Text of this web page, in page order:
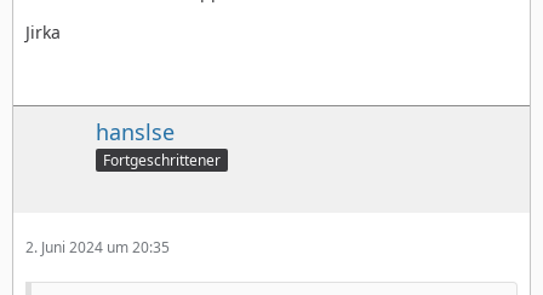
Jirka
hanslse
Fortgeschrittener
2. Juni 2024 um 20:35